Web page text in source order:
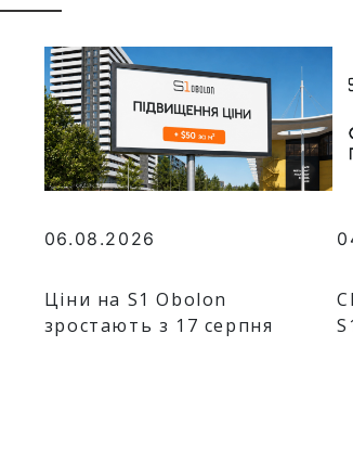
06.08.2026
Ціни на S1 Obolon
зростають з 17 серпня